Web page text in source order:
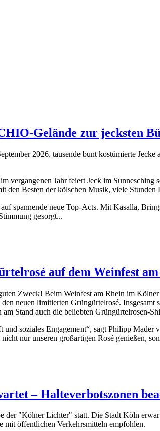
Gelände zur jecksten
2026, tausende bunt kostümierte
vergangenen Jahr feiert Jeck im
den Besten der kölschen Musik, viele
spannende neue Top-Acts. Mit Kasalla,
gesorgt...
auf dem Weinfest
Zweck! Beim Weinfest am Rhein im
neuen limitierten Grüngürtelrosé.
Stand auch die beliebten Grüngürtelrosen-
und soziales Engagement“, sagt Philipp
nur unseren großartigen Rosé genießen,
– Halteverbotszonen
der "Kölner Lichter" statt. Die Stadt Köln
mit öffentlichen Verkehrsmitteln empfohlen.